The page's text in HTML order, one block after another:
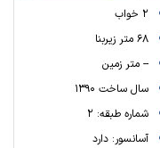
2 خواب
68 متر زیربنا
-- متر زمین
سال ساخت 1390
شماره طبقه: 2
آسانسور: دارد